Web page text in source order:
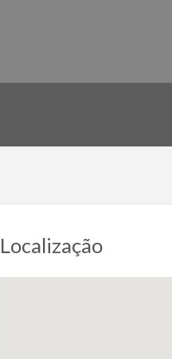
Localização